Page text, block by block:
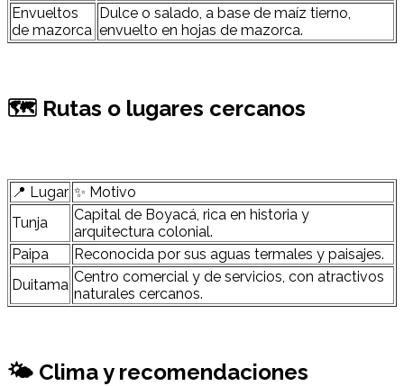
Envueltos
de mazorca
Dulce o salado, a base de maíz tierno,
envuelto en hojas de mazorca.
🗺 Rutas o lugares cercanos
📍 Lugar ✨ Motivo
Tunja
Capital de Boyacá, rica en historia y
arquitectura colonial.
Paipa
Reconocida por sus aguas termales y paisajes.
Duitama Centro comercial y de servicios, con atractivos
naturales cercanos.
🌤 Clima y recomendaciones